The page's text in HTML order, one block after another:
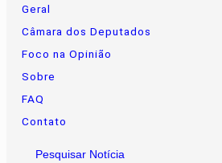
Geral
Câmara dos Deputados
Foco na Opinião
Sobre
FAQ
Contato